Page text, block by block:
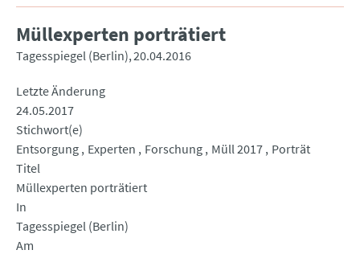
Müllexperten porträtiert
Tagesspiegel (Berlin) 20.04.2016
Letzte Änderung
24.05.2017
Stichwort(e)
Entsorgung Experten Forschung Müll 2017 Porträt
Titel
Müllexperten porträtiert
In
Tagesspiegel (Berlin)
Am